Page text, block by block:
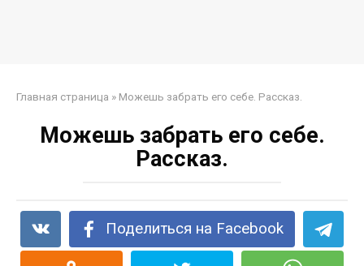
Главная страница » Можешь забрать его себе. Рассказ.
Можешь забрать его себе.
Рассказ.
Поделиться на Facebook